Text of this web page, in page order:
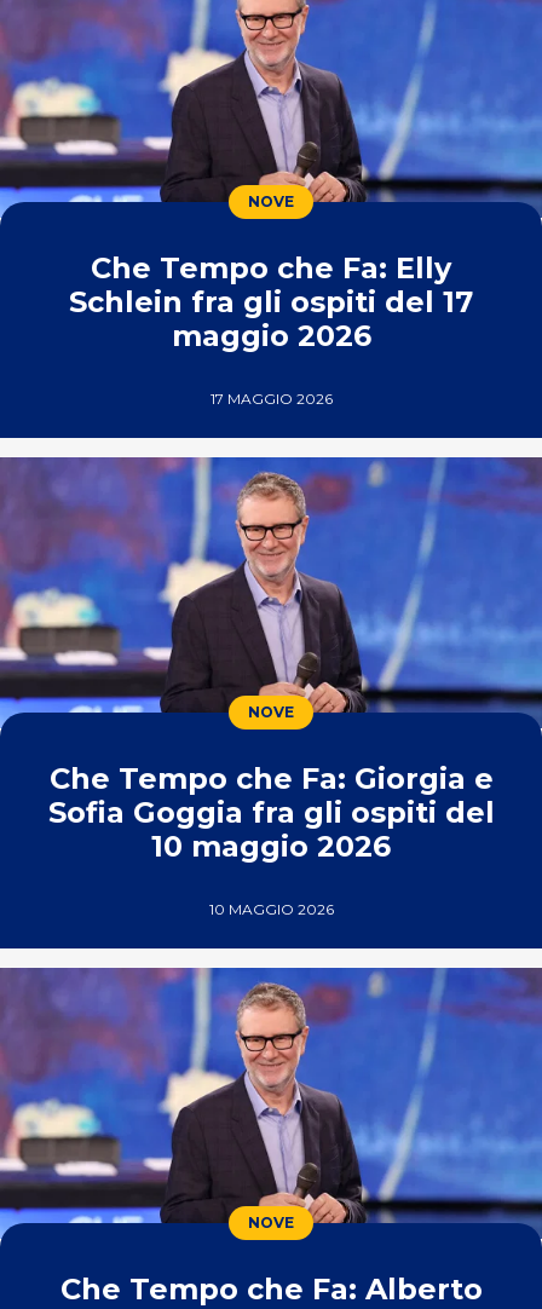
NOVE
Che Tempo che Fa: Elly
Schlein fra gli ospiti del 17
maggio 2026
17 MAGGIO 2026
NOVE
Che Tempo che Fa: Giorgia e
Sofia Goggia fra gli ospiti del
10 maggio 2026
10 MAGGIO 2026
NOVE
Che Tempo che Fa: Alberto